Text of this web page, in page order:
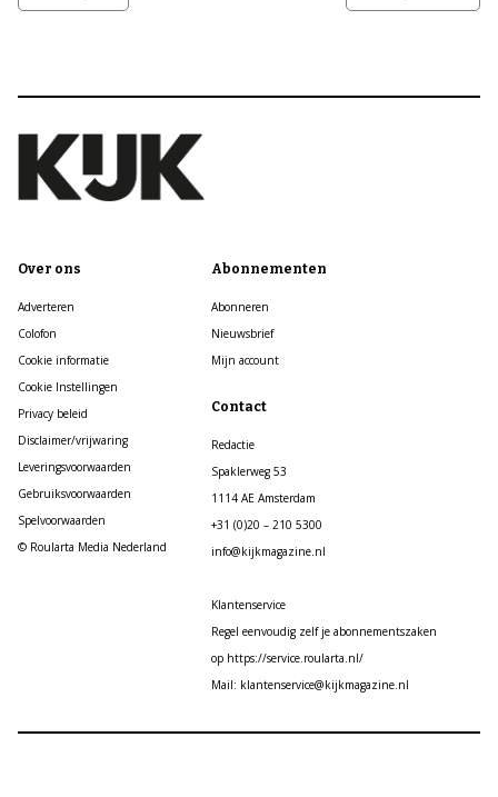
Over ons
Adverteren
Colofon
Cookie informatie
Cookie Instellingen
Privacy beleid
Disclaimer/vrijwaring
Leveringsvoorwaarden
Gebruiksvoorwaarden
Spelvoorwaarden
© Roularta Media Nederland
Abonnementen
Abonneren
Nieuwsbrief
Mijn account
Contact
Redactie
Spaklerweg 53
1114 AE Amsterdam
+31 (0)20 – 210 5300
info@kijkmagazine.nl
Klantenservice
Regel eenvoudig zelf je abonnementszaken
op https://service.roularta.nl/
Mail: klantenservice@kijkmagazine.nl